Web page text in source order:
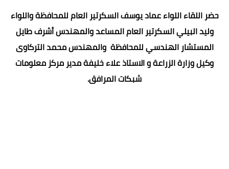
حضر اللقاء اللواء عماد يوسف السكرتير العام للمحافظة واللواء
وليد البيلي السكرتير العام المساعد والمهندس أشرف طايل
المستشار الهندسي للمحافظة والمهندس محمد التركاوى
وكيل وزارة الزراعة و الاستاذ علاء خليفة مدير مركز معلومات
شبكات المرافق.